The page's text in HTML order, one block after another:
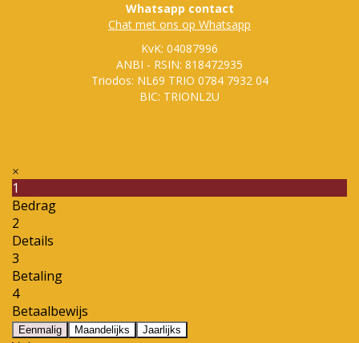
Whatsapp contact
Chat met ons op Whatsapp
KvK: 04087996
ANBI - RSIN: 818472935
Triodos: NL69 TRIO 0784 7932 04
BIC: TRIONL2U